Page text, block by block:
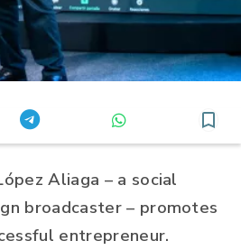
Aliaga – a social
broadcaster – promotes
entrepreneur.